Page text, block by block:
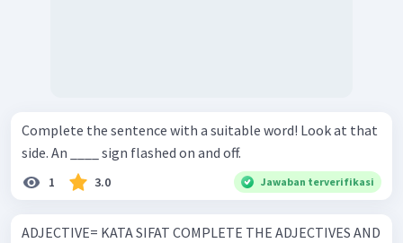
Complete the sentence with a suitable word! Look at that
side. An ____ sign flashed on and off.
1 3.0 Jawaban terverifikasi
ADJECTIVE= KATA SIFAT COMPLETE THE ADJECTIVES AND